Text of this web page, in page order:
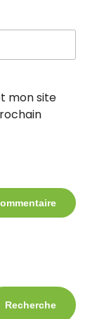
mon site
Recherche